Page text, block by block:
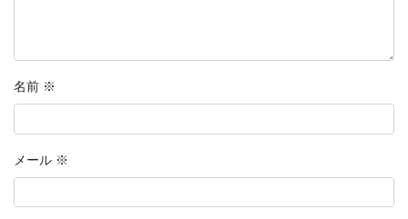
名前 ※
メール ※